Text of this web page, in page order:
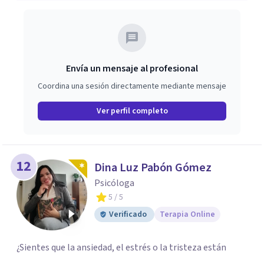
Envía un mensaje al profesional
Coordina una sesión directamente mediante mensaje
Ver perfil completo
12 Dina Luz Pabón Gómez
Psicóloga
5 / 5
Verificado
Terapia Online
¿Sientes que la ansiedad, el estrés o la tristeza están